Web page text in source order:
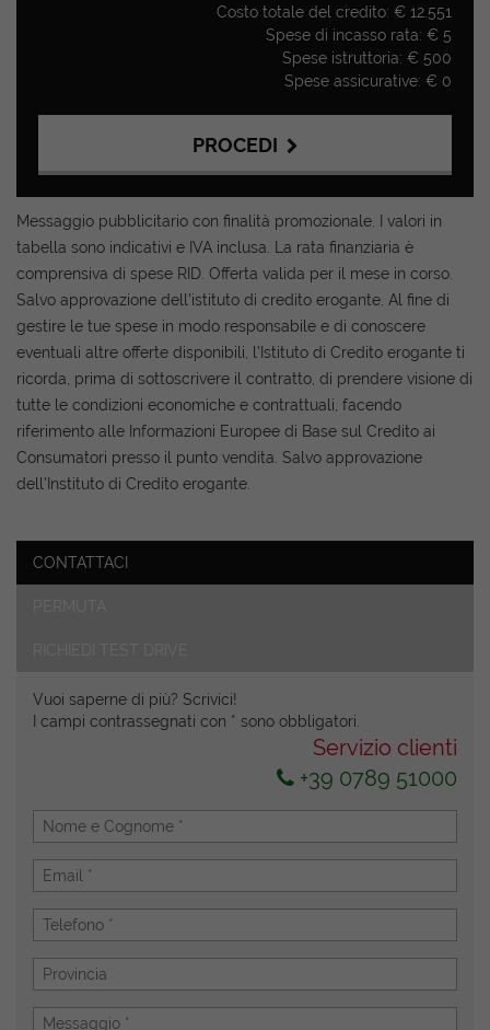
Costo totale del credito: € 12.551
Spese di incasso rata: € 5
Spese istruttoria: € 500
Spese assicurative: € 0
PROCEDI
Contattaci
Ho letto e accettol'informativa privacy*
Invia la tua richiesta
Messaggio pubblicitario con finalità promozionale. I valori in
tabella sono indicativi e IVA inclusa. La rata finanziaria è
comprensiva di spese RID. Offerta valida per il mese in corso.
Salvo approvazione dell'istituto di credito erogante. Al fine di
gestire le tue spese in modo responsabile e di conoscere
eventuali altre offerte disponibili, l'Istituto di Credito erogante ti
ricorda, prima di sottoscrivere il contratto, di prendere visione di
tutte le condizioni economiche e contrattuali, facendo
riferimento alle Informazioni Europee di Base sul Credito ai
Consumatori presso il punto vendita. Salvo approvazione
dell'Instituto di Credito erogante.
CONTATTACI
Vuoi saperne di più? Scrivici!
I campi contrassegnati con * sono obbligatori.
Servizio clienti
+39 0789 51000